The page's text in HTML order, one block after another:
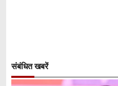
संबंधित खबरें